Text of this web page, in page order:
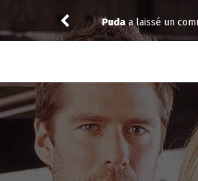
Widow’s Bay 1.10